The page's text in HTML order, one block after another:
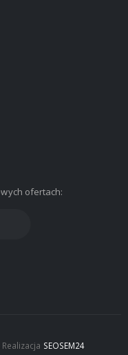
ofertach:
SEOSEM24